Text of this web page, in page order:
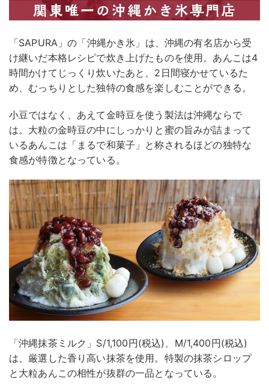
「SAPURA」の「沖縄かき氷」は、沖縄の有名店から受
け継いだ本格レシピで炊き上げたものを使用。あんこは4
時間かけてじっくり炊いたあと、2日間寝かせているた
め、むっちりとした独特の食感を楽しむことができる。
小豆ではなく、あえて金時豆を使う製法は沖縄ならで
は。大粒の金時豆の中にしっかりと蜜の旨みが詰まって
いるあんこは「まるで和菓子」と称されるほどの独特な
食感が特徴となっている。
「沖縄抹茶ミルク」S/1,100円(税込)、M/1,400円(税込)
は、厳選した香り高い抹茶を使用。特製の抹茶シロップ
と大粒あんこの相性が抜群の一品となっている。